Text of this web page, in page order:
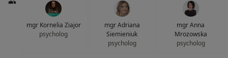
mgr Kornelia Ziajor
psycholog
mgr Adriana
Siemieniuk
psycholog
mgr Anna
Mrozowska
psycholog